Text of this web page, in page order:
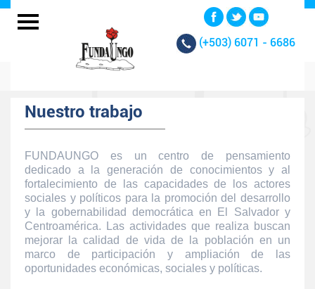
(+503) 6071 - 6686
Nuestro trabajo
FUNDAUNGO es un centro de pensamiento
dedicado a la generación de conocimientos y al
fortalecimiento de las capacidades de los actores
sociales y políticos para la promoción del desarrollo
y la gobernabilidad democrática en El Salvador y
Centroamérica. Las actividades que realiza buscan
mejorar la calidad de vida de la población en un
marco de participación y ampliación de las
oportunidades económicas, sociales y políticas.